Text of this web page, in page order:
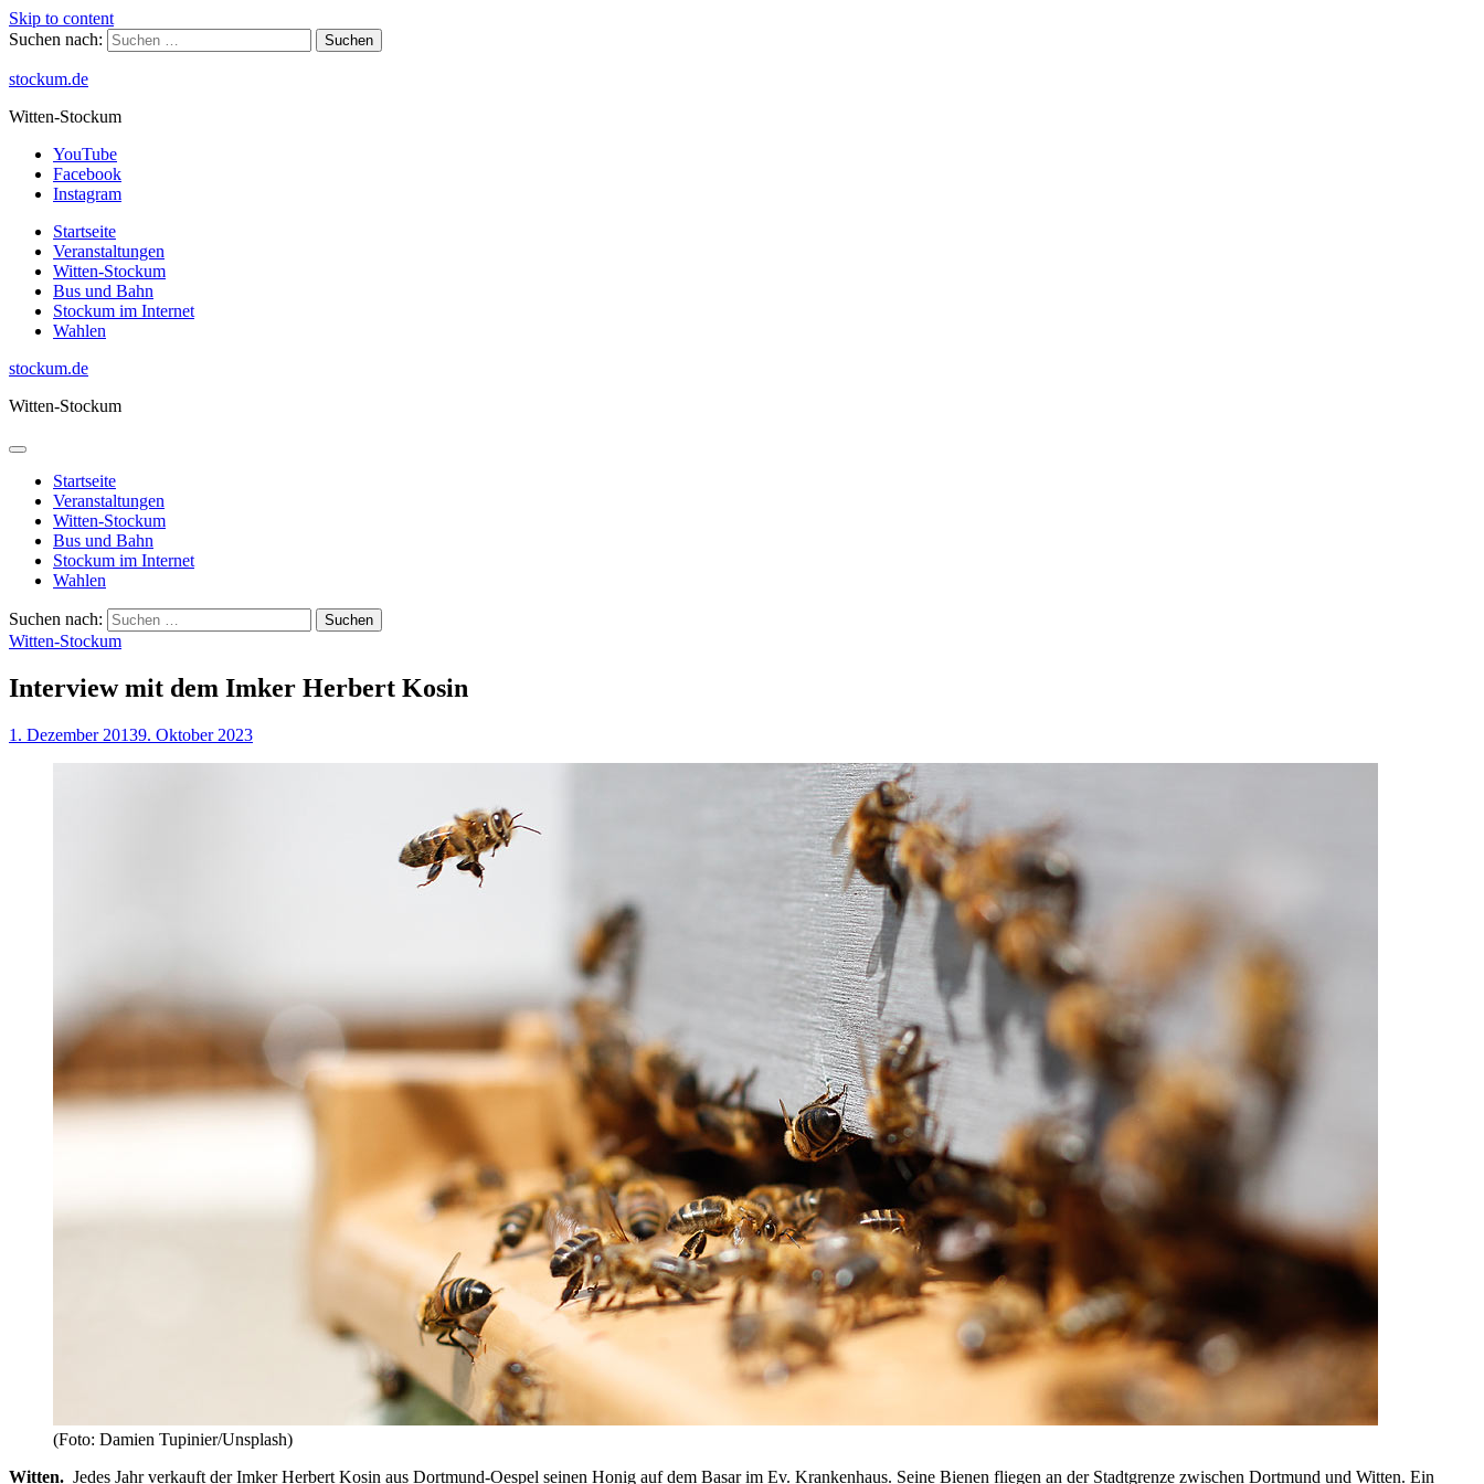
Skip to content
Suchen nach:
stockum.de
Witten-Stockum
YouTube
Facebook
Instagram
Startseite
Veranstaltungen
Witten-Stockum
Bus und Bahn
Stockum im Internet
Wahlen
stockum.de
Witten-Stockum
Startseite
Veranstaltungen
Witten-Stockum
Bus und Bahn
Stockum im Internet
Wahlen
Suchen nach:
Witten-Stockum
Interview mit dem Imker Herbert Kosin
1. Dezember 20139. Oktober 2023
(Foto: Damien Tupinier/Unsplash)
Witten. Jedes Jahr verkauft der Imker Herbert Kosin aus Dortmund-Oespel seinen Honig auf dem Basar im Ev. Krankenhaus. Seine Bienen fliegen an der Stadtgrenze zwischen Dortmund und Witten. Ein